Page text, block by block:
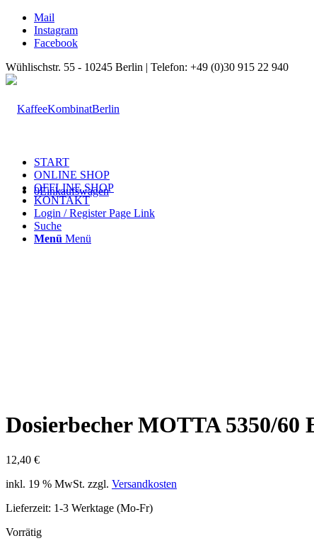
Mail
Instagram
Facebook
Wühlischstr. 55 - 10245 Berlin | Telefon: +49 (0)30 915 22 940
0Einkaufswagen
START
ONLINE SHOP
OFFLINE SHOP
KONTAKT
Login / Register Page Link
Suche
Menü Menü
Dosierbecher MOTTA 5350/60
12,40 €
inkl. 19 % MwSt. zzgl. Versandkosten
Lieferzeit: 1-3 Werktage (Mo-Fr)
Vorrätig